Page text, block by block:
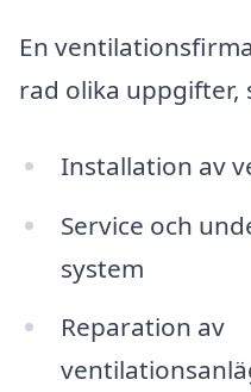
En
rad olika uppgifter,
Installation av
Service och
system
Reparation av